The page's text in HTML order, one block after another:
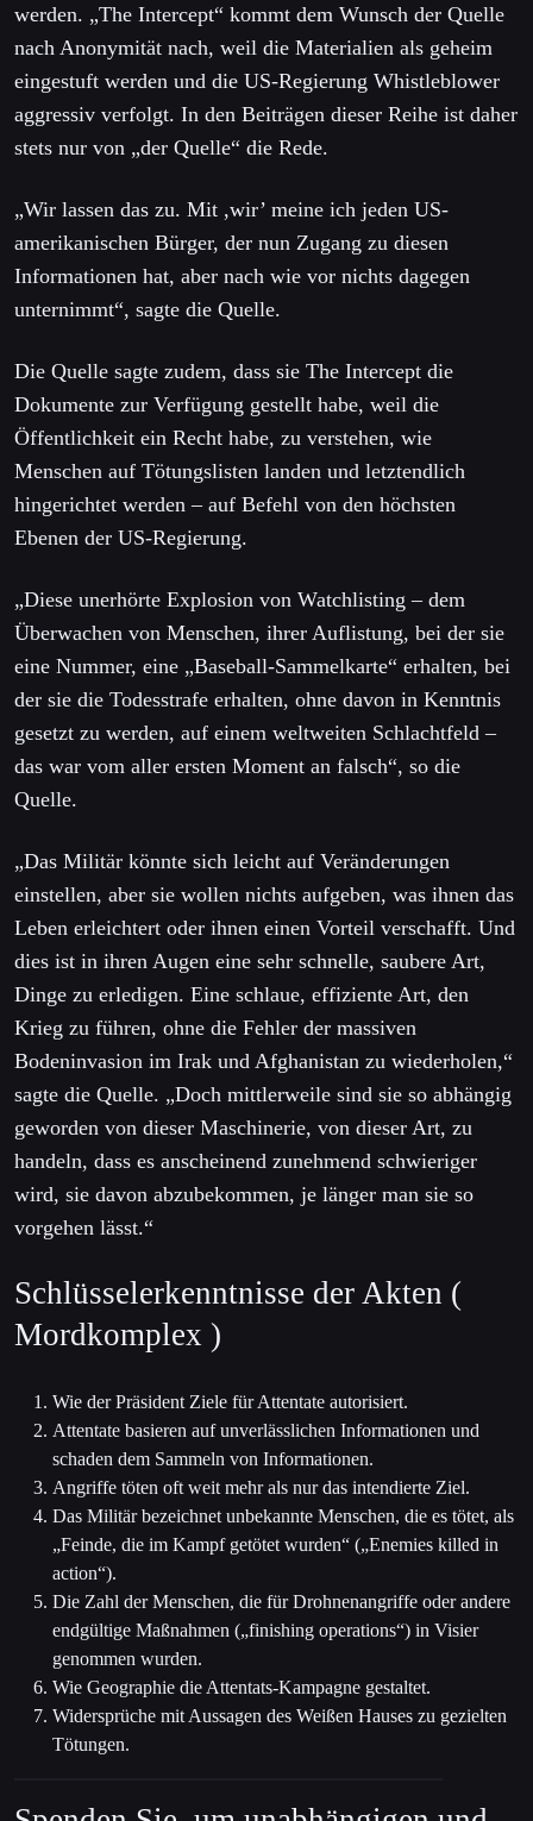
werden. „The Intercept“ kommt dem Wunsch der Quelle
nach Anonymität nach, weil die Materialien als geheim
eingestuft werden und die US-Regierung Whistleblower
aggressiv verfolgt. In den Beiträgen dieser Reihe ist daher
stets nur von „der Quelle“ die Rede.
„Wir lassen das zu. Mit ,wir’ meine ich jeden US-
amerikanischen Bürger, der nun Zugang zu diesen
Informationen hat, aber nach wie vor nichts dagegen
unternimmt“, sagte die Quelle.
Die Quelle sagte zudem, dass sie The Intercept die
Dokumente zur Verfügung gestellt habe, weil die
Öffentlichkeit ein Recht habe, zu verstehen, wie
Menschen auf Tötungslisten landen und letztendlich
hingerichtet werden – auf Befehl von den höchsten
Ebenen der US-Regierung.
„Diese unerhörte Explosion von Watchlisting – dem
Überwachen von Menschen, ihrer Auflistung, bei der sie
eine Nummer, eine „Baseball-Sammelkarte“ erhalten, bei
der sie die Todesstrafe erhalten, ohne davon in Kenntnis
gesetzt zu werden, auf einem weltweiten Schlachtfeld –
das war vom aller ersten Moment an falsch“, so die
Quelle.
„Das Militär könnte sich leicht auf Veränderungen
einstellen, aber sie wollen nichts aufgeben, was ihnen das
Leben erleichtert oder ihnen einen Vorteil verschafft. Und
dies ist in ihren Augen eine sehr schnelle, saubere Art,
Dinge zu erledigen. Eine schlaue, effiziente Art, den
Krieg zu führen, ohne die Fehler der massiven
Bodeninvasion im Irak und Afghanistan zu wiederholen,“
sagte die Quelle. „Doch mittlerweile sind sie so abhängig
geworden von dieser Maschinerie, von dieser Art, zu
handeln, dass es anscheinend zunehmend schwieriger
wird, sie davon abzubekommen, je länger man sie so
vorgehen lässt.“
Schlüsselerkenntnisse der Akten (
Mordkomplex )
Wie der Präsident Ziele für Attentate autorisiert.
Attentate basieren auf unverlässlichen Informationen und
schaden dem Sammeln von Informationen.
Angriffe töten oft weit mehr als nur das intendierte Ziel.
Das Militär bezeichnet unbekannte Menschen, die es tötet, als
„Feinde, die im Kampf getötet wurden“ („Enemies killed in
action“).
Die Zahl der Menschen, die für Drohnenangriffe oder andere
endgültige Maßnahmen („finishing operations“) in Visier
genommen wurden.
Wie Geographie die Attentats-Kampagne gestaltet.
Widersprüche mit Aussagen des Weißen Hauses zu gezielten
Tötungen.